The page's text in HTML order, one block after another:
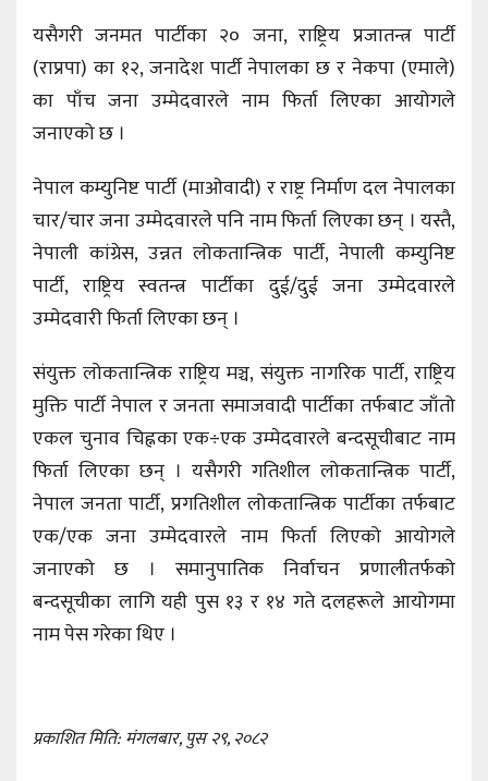
यसैगरी जनमत पार्टीका २० जना, राष्ट्रिय प्रजातन्त्र पार्टी
(राप्रपा) का १२, जनादेश पार्टी नेपालका छ र नेकपा (एमाले)
का पाँच जना उम्मेदवारले नाम फिर्ता लिएका आयोगले
जनाएको छ ।
नेपाल कम्युनिष्ट पार्टी (माओवादी) र राष्ट्र निर्माण दल नेपालका
चार/चार जना उम्मेदवारले पनि नाम फिर्ता लिएका छन् । यस्तै,
नेपाली कांग्रेस, उन्नत लोकतान्त्रिक पार्टी, नेपाली कम्युनिष्ट
पार्टी, राष्ट्रिय स्वतन्त्र पार्टीका दुई/दुई जना उम्मेदवारले
उम्मेदवारी फिर्ता लिएका छन् ।
संयुक्त लोकतान्त्रिक राष्ट्रिय मञ्च, संयुक्त नागरिक पार्टी, राष्ट्रिय
मुक्ति पार्टी नेपाल र जनता समाजवादी पार्टीका तर्फबाट जाँतो
एकल चुनाव चिह्नका एक÷एक उम्मेदवारले बन्दसूचीबाट नाम
फिर्ता लिएका छन् । यसैगरी गतिशील लोकतान्त्रिक पार्टी,
नेपाल जनता पार्टी, प्रगतिशील लोकतान्त्रिक पार्टीका तर्फबाट
एक/एक जना उम्मेदवारले नाम फिर्ता लिएको आयोगले
जनाएको छ । समानुपातिक निर्वाचन प्रणालीतर्फको
बन्दसूचीका लागि यही पुस १३ र १४ गते दलहरूले आयोगमा
नाम पेस गरेका थिए ।
प्रकाशित मिति: मंगलबार, पुस २९, २०८२